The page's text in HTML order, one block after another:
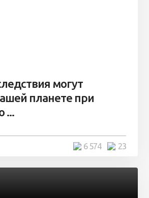
могут
планете при
...
23
6 574